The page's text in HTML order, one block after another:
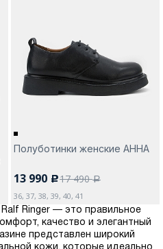
Полуботинки женские АННА
13 990 c17 490a
36, 37, 38, 39, 40, 41
Ringer — это правильное
качество и элегантный
представлен широкий
кожи, которые идеально